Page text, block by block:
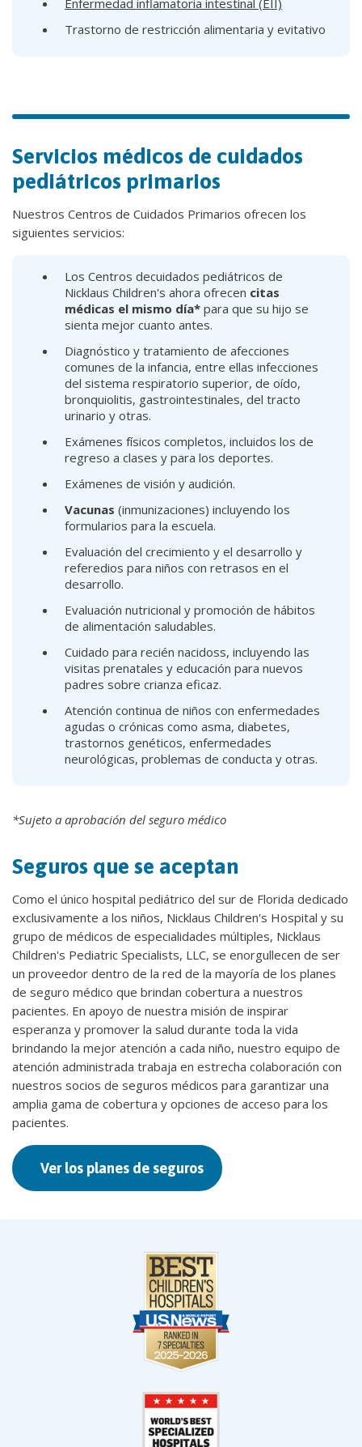
Trastorno de restricción alimentaria y evitativo
Servicios médicos de cuidados
pediátricos primarios
Nuestros Centros de Cuidados Primarios ofrecen los
siguientes servicios:
Los Centros decuidados pediátricos de
Nicklaus Children's ahora ofrecen citas
médicas el mismo día* para que su hijo se
sienta mejor cuanto antes.
Diagnóstico y tratamiento de afecciones
comunes de la infancia, entre ellas infecciones
del sistema respiratorio superior, de oído,
bronquiolitis, gastrointestinales, del tracto
urinario y otras.
Exámenes físicos completos, incluidos los de
regreso a clases y para los deportes.
Exámenes de visión y audición.
Vacunas (inmunizaciones) incluyendo los
formularios para la escuela.
Evaluación del crecimiento y el desarrollo y
referedios para niños con retrasos en el
desarrollo.
Evaluación nutricional y promoción de hábitos
de alimentación saludables.
Cuidado para recién nacidoss, incluyendo las
visitas prenatales y educación para nuevos
padres sobre crianza eficaz.
Atención continua de niños con enfermedades
agudas o crónicas como asma, diabetes,
trastornos genéticos, enfermedades
neurológicas, problemas de conducta y otras.
*Sujeto a aprobación del seguro médico
Seguros que se aceptan
Como el único hospital pediátrico del sur de Florida dedicado
exclusivamente a los niños, Nicklaus Children's Hospital y su
grupo de médicos de especialidades múltiples, Nicklaus
Children's Pediatric Specialists, LLC, se enorgullecen de ser
un proveedor dentro de la red de la mayoría de los planes
de seguro médico que brindan cobertura a nuestros
pacientes. En apoyo de nuestra misión de inspirar
esperanza y promover la salud durante toda la vida
brindando la mejor atención a cada niño, nuestro equipo de
atención administrada trabaja en estrecha colaboración con
nuestros socios de seguros médicos para garantizar una
amplia gama de cobertura y opciones de acceso para los
pacientes.
Ver los planes de seguros